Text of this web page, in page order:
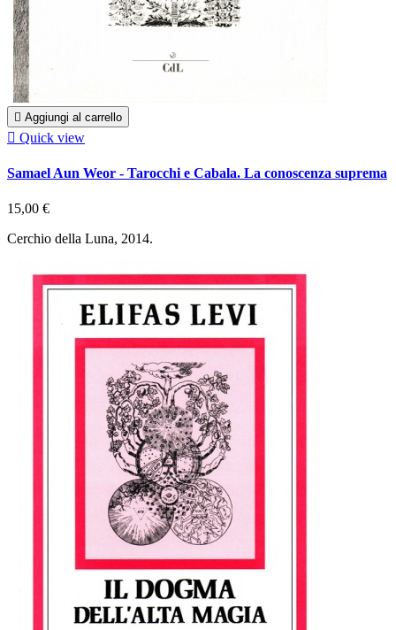
 Aggiungi al carrello
 Quick view
Samael Aun Weor - Tarocchi e Cabala. La conoscenza suprema
15,00 €
Cerchio della Luna, 2014.